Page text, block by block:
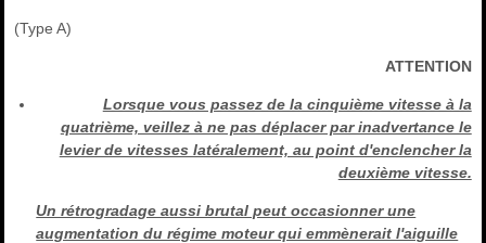
(Type A)
ATTENTION
Lorsque vous passez de la cinquième vitesse à la
quatrième, veillez à ne pas déplacer par inadvertance le
levier de vitesses latéralement, au point d'enclencher la
deuxième vitesse.
Un rétrogradage aussi brutal peut occasionner une
augmentation du régime moteur qui emmènerait l'aiguille